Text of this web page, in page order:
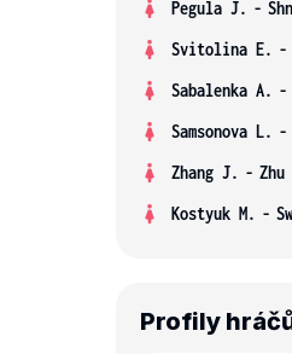
Pegula J. -
Svitolina E. -
Sabalenka A. -
Samsonova L. -
Zhang J. - Zhu
Kostyuk M. -
Profily